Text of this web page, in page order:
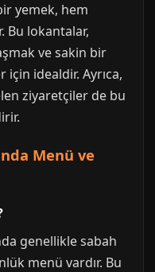
yemek, hem
Bu lokantalar,
ve sakin bir
idealdir. Ayrıca,
ziyaretçiler de bu
Menü ve
genellikle sabah
menü vardır. Bu